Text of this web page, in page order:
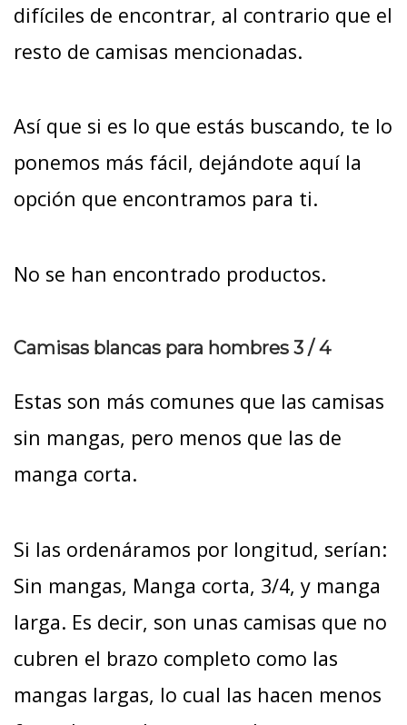
difíciles de encontrar, al contrario que el
resto de camisas mencionadas.
Así que si es lo que estás buscando, te lo
ponemos más fácil, dejándote aquí la
opción que encontramos para ti.
No se han encontrado productos.
Camisas blancas para hombres 3 / 4
Estas son más comunes que las camisas
sin mangas, pero menos que las de
manga corta.
Si las ordenáramos por longitud, serían:
Sin mangas, Manga corta, 3/4, y manga
larga. Es decir, son unas camisas que no
cubren el brazo completo como las
mangas largas, lo cual las hacen menos